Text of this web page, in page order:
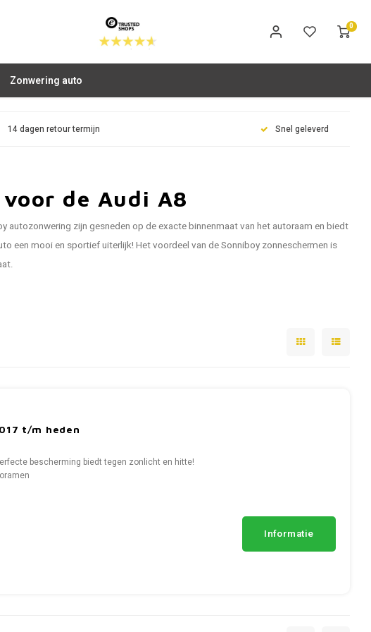
0
Zonwering auto
14 dagen retour termijn Snel geleverd
de Audi A8
autozonwering zijn gesneden op de exacte binnenmaat van het autoraam en biedt
een mooi en sportief uiterlijk! Het voordeel van de Sonniboy zonneschermen is
t/m heden
bescherming biedt tegen zonlicht en hitte!
Informatie